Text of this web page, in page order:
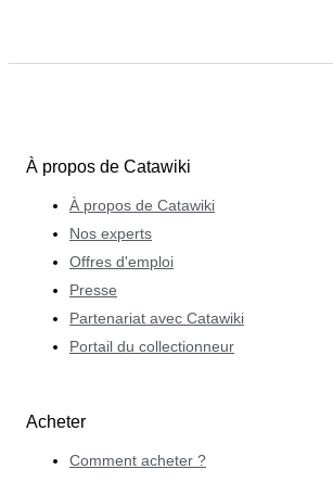
À propos de Catawiki
À propos de Catawiki
Nos experts
Offres d'emploi
Presse
Partenariat avec Catawiki
Portail du collectionneur
Acheter
Comment acheter ?